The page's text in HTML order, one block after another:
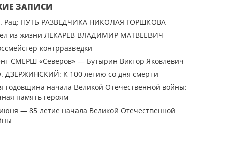
ЗАПИСИ
Рац: ПУТЬ РАЗВЕДЧИКА НИКОЛАЯ ГОРШКОВА
из жизни ЛЕКАРЕВ ВЛАДИМИР МАТВЕЕВИЧ
контрразведки
СМЕРШ «Северов» — Бутырин Виктор Яковлевич
ДЗЕРЖИНСКИЙ: К 100 летию со дня смерти
годовщина начала Великой Отечественной войны:
память героям
— 85 летие начала Великой Отечественной